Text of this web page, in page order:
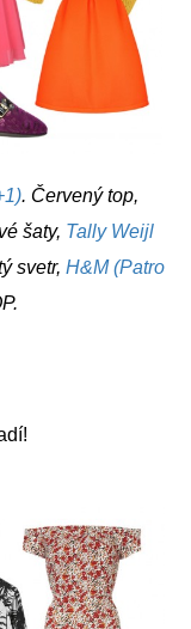
. Červený top,
šaty, Tally Weijl
svetr, H&M (Patro